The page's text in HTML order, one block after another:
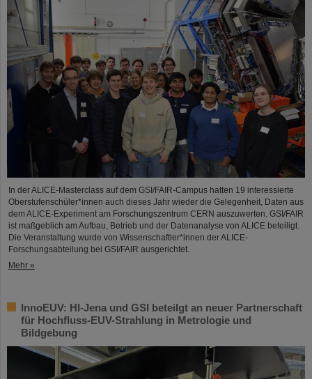
In der ALICE-Masterclass auf dem GSI/FAIR-Campus hatten 19 interessierte
Oberstufenschüler*innen auch dieses Jahr wieder die Gelegenheit, Daten aus
dem ALICE-Experiment am Forschungszentrum CERN auszuwerten. GSI/FAIR
ist maßgeblich am Aufbau, Betrieb und der Datenanalyse von ALICE beteiligt.
Die Veranstaltung wurde von Wissenschaftler*innen der ALICE-
Forschungsabteilung bei GSI/FAIR ausgerichtet.
Mehr »
InnoEUV: HI-Jena und GSI beteilgt an neuer Partnerschaft
für Hochfluss-EUV-Strahlung in Metrologie und
Bildgebung